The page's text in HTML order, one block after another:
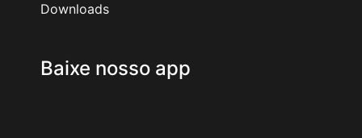
Downloads
Baixe nosso app